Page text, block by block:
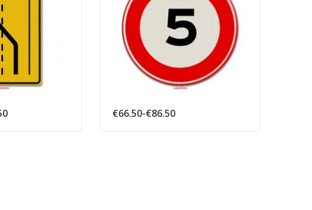
Prijsklasse:
€66.50-€86.50Prijsklasse: